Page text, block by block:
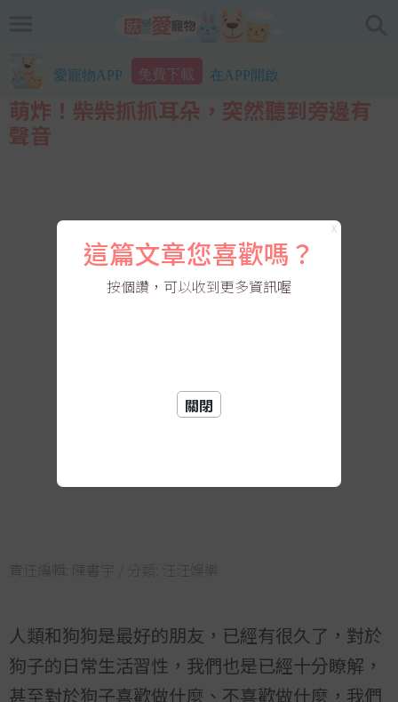
愛寵物APP 免費下載 在APP開啟
萌炸！柴柴抓抓耳朵，突然聽到旁邊有
聲音
責任編輯: 陳書宇 / 分類: 汪汪娛樂
人類和狗狗是最好的朋友，已經有很久了，對於
狗子的日常生活習性，我們也是已經十分瞭解，
甚至對於狗子喜歡做什麼、不喜歡做什麼，我們
X
這篇文章您喜歡嗎？
按個讚，可以收到更多資訊喔
關閉